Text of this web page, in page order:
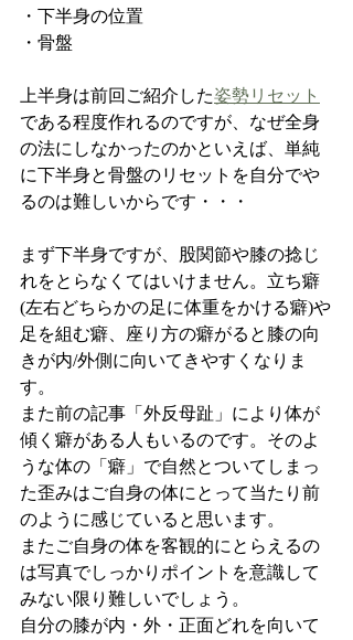
・下半身の位置
・骨盤
上半身は前回ご紹介した姿勢リセット
である程度作れるのですが、なぜ全身
の法にしなかったのかといえば、単純
に下半身と骨盤のリセットを自分でや
るのは難しいからです・・・
まず下半身ですが、股関節や膝の捻じ
れをとらなくてはいけません。立ち癖
(左右どちらかの足に体重をかける癖)や
足を組む癖、座り方の癖がると膝の向
きが内/外側に向いてきやすくなりま
す。
また前の記事「外反母趾」により体が
傾く癖がある人もいるのです。そのよ
うな体の「癖」で自然とついてしまっ
た歪みはご自身の体にとって当たり前
のように感じていると思います。
またご自身の体を客観的にとらえるの
は写真でしっかりポイントを意識して
みない限り難しいでしょう。
自分の膝が内・外・正面どれを向いて